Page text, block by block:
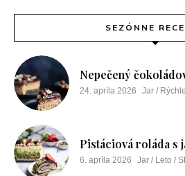
SEZÓNNE
Nepečený
24. apríla 2026 Jar /
Pistáciová roláda s
6. apríla 2026 Jar / Leto /